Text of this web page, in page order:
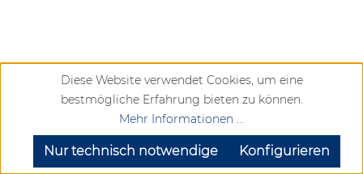
14,95 €
Vergleichen
Diese Website verwendet Cookies, um eine
bestmögliche Erfahrung bieten zu können.
Mehr Informationen ...
Nur technisch notwendige Konfigurieren
SEHR GUT (4.72 / 5)
aus904Bewertungen bei: google.com, trustedshops.de, shopvote.de ⓘ
Informationen zur Echtheit der Bewertungen